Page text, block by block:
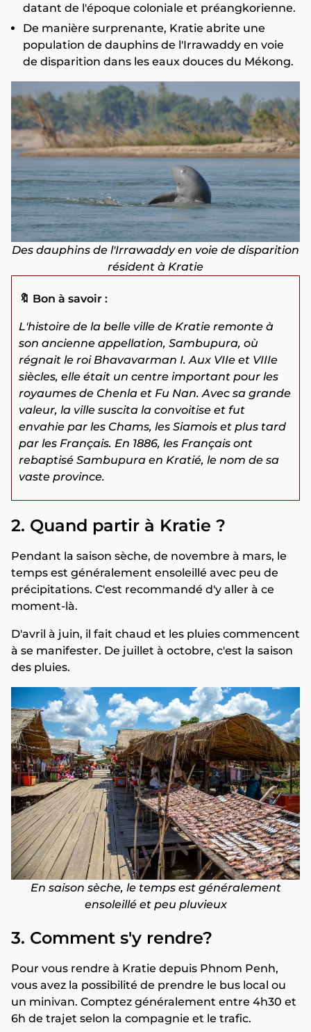
datant de l'époque coloniale et préangkorienne.
De manière surprenante, Kratie abrite une
population de dauphins de l'Irrawaddy en voie
de disparition dans les eaux douces du Mékong.
Des dauphins de l'Irrawaddy en voie de disparition
résident à Kratie
🔖 Bon à savoir :
L'histoire de la belle ville de Kratie remonte à
son ancienne appellation, Sambupura, où
régnait le roi Bhavavarman I. Aux VIIe et VIIIe
siècles, elle était un centre important pour les
royaumes de Chenla et Fu Nan. Avec sa grande
valeur, la ville suscita la convoitise et fut
envahie par les Chams, les Siamois et plus tard
par les Français. En 1886, les Français ont
rebaptisé Sambupura en Kratié, le nom de sa
vaste province.
2. Quand partir à Kratie ?
Pendant la saison sèche, de novembre à mars, le
temps est généralement ensoleillé avec peu de
précipitations. C'est recommandé d'y aller à ce
moment-là.
D'avril à juin, il fait chaud et les pluies commencent
à se manifester. De juillet à octobre, c'est la saison
des pluies.
En saison sèche, le temps est généralement
ensoleillé et peu pluvieux
3. Comment s'y rendre?
Pour vous rendre à Kratie depuis Phnom Penh,
vous avez la possibilité de prendre le bus local ou
un minivan. Comptez généralement entre 4h30 et
6h de trajet selon la compagnie et le trafic.